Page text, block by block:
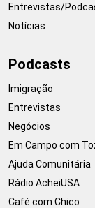
Entrevistas/
Notícias
Podcasts
Imigração
Entrevistas
Negócios
Em Campo com
Ajuda Comunitária
Rádio AcheiUSA
Café com Chico